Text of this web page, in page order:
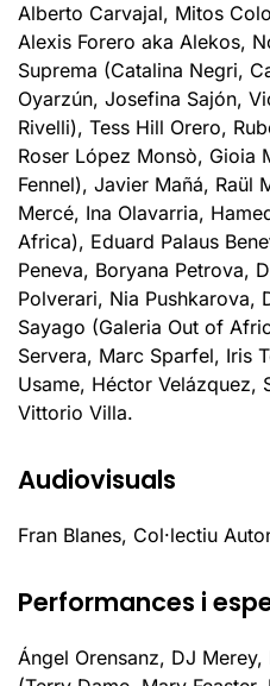
Alberto Carvajal, Mitos
Alexis Forero aka Alekos,
Suprema (Catalina Negri,
Oyarzún, Josefina Sajón,
Rivelli), Tess Hill Orero,
Roser López Monsò, Gioia
Fennel), Javier Mañá, Raül
Mercé, Ina Olavarria,
Africa), Eduard Palaus
Peneva, Boryana Petrova,
Polverari, Nia Pushkarova,
Sayago (Galeria Out of
Servera, Marc Sparfel, Iris
Usame, Héctor Velázquez,
Vittorio Villa.
Audiovisuals
Fran Blanes, Col·lectiu
Performances i
Ángel Orensanz, DJ